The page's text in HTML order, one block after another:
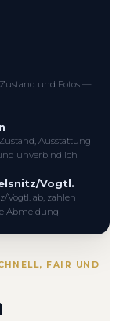
FAIR UND
und Fotos —
Ausstattung
unverbindlich
Vogtl.
ab, zahlen
Abmeldung